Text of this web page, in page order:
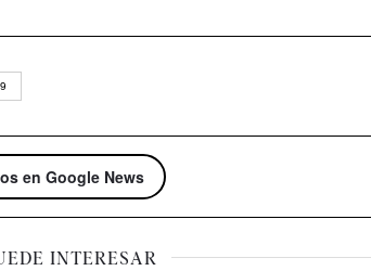
en Google News
INTERESAR